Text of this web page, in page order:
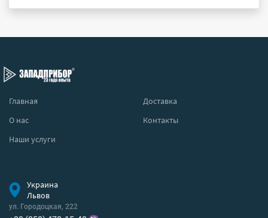
Главная
Доставка
О нас
Контакты
Наши услуги
Украина
Львов
ул. Городоцкая, 222